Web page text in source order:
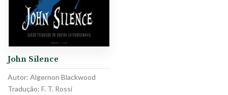
John Silence
Autor: Algernon Blackwood
Tradução: F. T. Rossi